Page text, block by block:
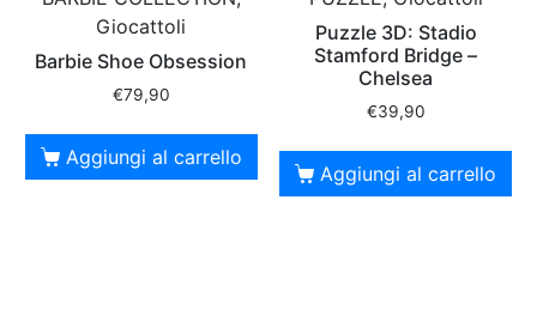
Giocattoli
Barbie Shoe Obsession
€79,90
Aggiungi al carrello
Puzzle 3D: Stadio
Stamford Bridge –
Chelsea
€39,90
Aggiungi al carrello